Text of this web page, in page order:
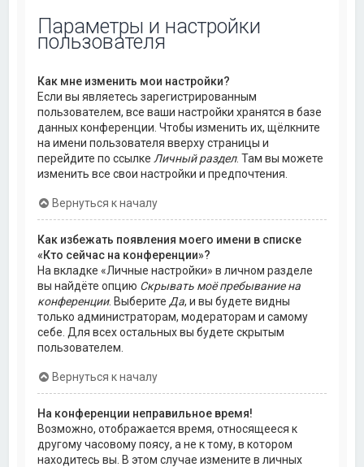
Параметры и настройки
пользователя
Как мне изменить мои настройки?
Если вы являетесь зарегистрированным
пользователем, все ваши настройки хранятся в базе
данных конференции. Чтобы изменить их, щёлкните
на имени пользователя вверху страницы и
перейдите по ссылке Личный раздел. Там вы можете
изменить все свои настройки и предпочтения.
Вернуться к началу
Как избежать появления моего имени в списке
«Кто сейчас на конференции»?
На вкладке «Личные настройки» в личном разделе
вы найдёте опцию Скрывать моё пребывание на
конференции. Выберите Да, и вы будете видны
только администраторам, модераторам и самому
себе. Для всех остальных вы будете скрытым
пользователем.
Вернуться к началу
На конференции неправильное время!
Возможно, отображается время, относящееся к
другому часовому поясу, а не к тому, в котором
находитесь вы. В этом случае измените в личных